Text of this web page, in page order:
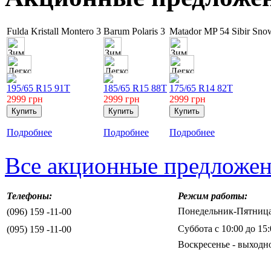
Fulda Kristall Montero 3
195/65 R15 91T
2999 грн
Подробнее
Barum Polaris 3
185/65 R15 88T
2999 грн
Подробнее
Matador MP 54 Sibir
175/65 R14 82T
2999 грн
Подробнее
Все акционные
Телефоны:
Режим работы:
(096) 159 -11-00
Понедельник-
(095) 159 -11-00
Суббота с 10:00 до
Воскресенье -